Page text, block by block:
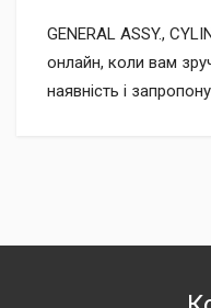
GENERAL ASSY.,
онлайн, коли вам
наявність і